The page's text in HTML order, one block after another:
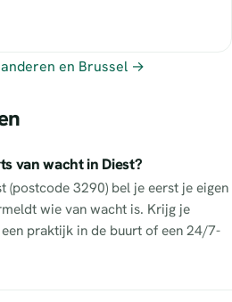
en Brussel →
van wacht in Diest?
(postcode 3290) bel je eerst je eigen
wie van wacht is. Krijg je
praktijk in de buurt of een 24/7-